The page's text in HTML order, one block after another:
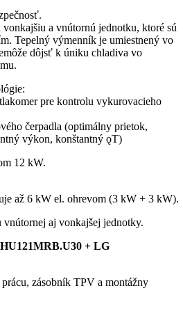
a vnútornú jednotku, ktoré sú
Tepelný výmenník je umiestnený vo
dôjsť k úniku chladiva vo
pre kontrolu vykurovacieho
čerpadla (optimálny prietok,
výkon, konštantný ǫT)
12 kW.
až 6 kW el. ohrevom (3 kW + 3 kW).
vnútornej aj vonkajšej jednotky.
+ LG
zásobník TPV a montážny